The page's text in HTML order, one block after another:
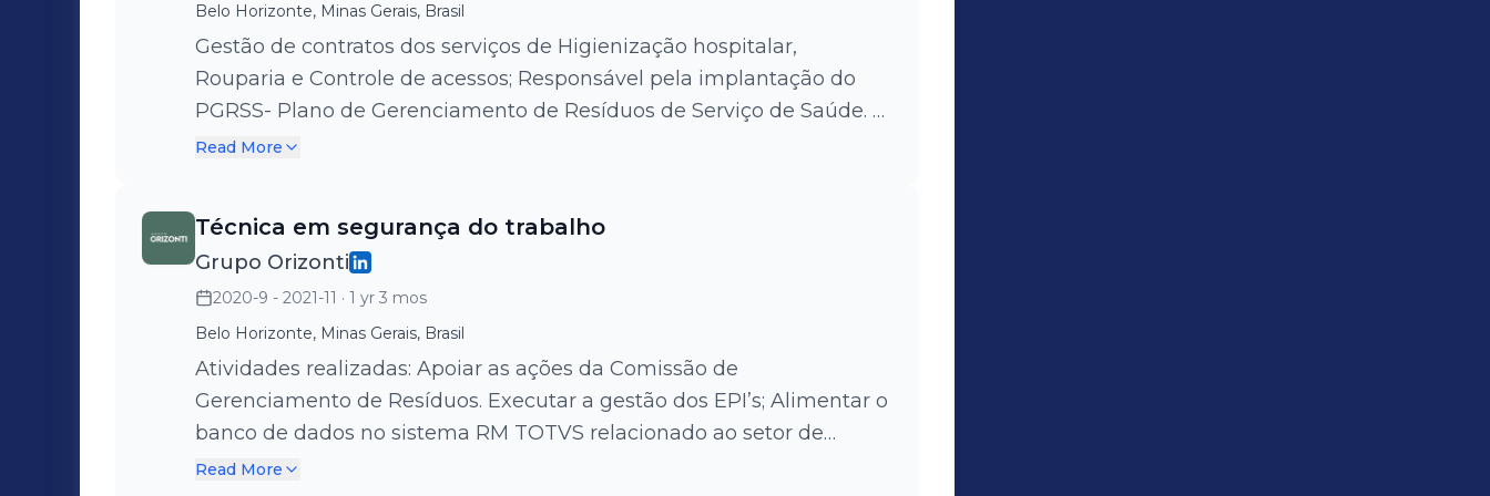
Belo Horizonte, Minas Gerais, Brasil
Gestão de contratos dos serviços de Higienização hospitalar,
Rouparia e Controle de acessos; Responsável pela implantação do
PGRSS- Plano de Gerenciamento de Resíduos de Serviço de Saúde. A
frente das Comissões de Gerenciamento de resíduos e
Read More
Técnica em segurança do trabalho
Grupo Orizonti
2020-9 - 2021-11 · 1 yr 3 mos
Belo Horizonte, Minas Gerais, Brasil
Atividades realizadas: Apoiar as ações da Comissão de
Gerenciamento de Resíduos. Executar a gestão dos EPI’s; Alimentar o
banco de dados no sistema RM TOTVS relacionado ao setor de
segurança do trabalho e adequação com as obrigações legais do E-
Read More